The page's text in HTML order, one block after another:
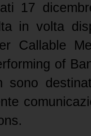
17
in volta
Callable
of
sono